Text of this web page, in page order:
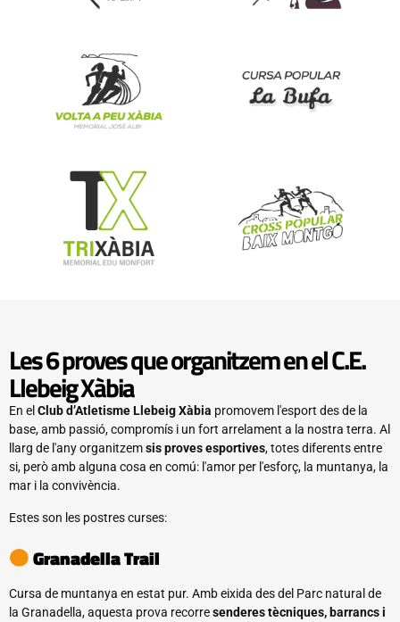
Les 6 proves que organitzem en el C.E.
Llebeig Xàbia
En el Club d’Atletisme Llebeig Xàbia promovem l'esport des de la
base, amb passió, compromís i un fort arrelament a la nostra terra. Al
llarg de l'any organitzemsis proves esportives, totes diferents entre
si, però amb alguna cosa en comú: l'amor per l'esforç, la muntanya, la
mar i la convivència.
Estes son les postres curses:
Granadella Trail
Cursa de muntanya en estat pur. Amb eixida des del Parc natural de
la Granadella, aquesta prova recorresenderes tècniques, barrancs i